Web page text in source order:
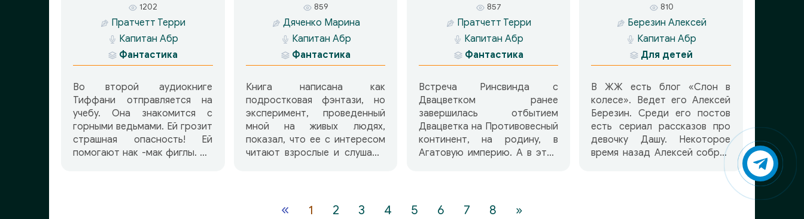
1202
Пратчетт Терри
Капитан Абр
Фантастика
Во второй аудиокниге
Тиффани отправляется на
учебу. Она знакомится с
горными ведьмами. Ей грозит
страшная опасность! Ей
помогают нак -мак фиглы. Но
859
Дяченко Марина
Капитан Абр
Фантастика
Книга написана как
подростковая фэнтази, но
эксперимент, проведенный
мной на живых людях,
показал, что ее с интересом
читают взрослые и слушают
носитель современной,
857
Пратчетт Терри
Капитан Абр
Фантастика
Встреча Ринсвинда с
Двацветком ранее
завершилась отбытием
Двацветка на Противовесный
континент, на родину, в
Агатовую империю. А в этой
отправляется (не по своей
810
Березин Алексей
Капитан Абр
Для детей
В ЖЖ есть блог «Слон в
колесе». Ведет его Алексей
Березин. Среди его постов
есть сериал рассказов про
девочку Дашу. Некоторое
время назад Алексей собрал
книжку. В бумажном виде ее
« 1 2 3 4 5 6 7 8 »